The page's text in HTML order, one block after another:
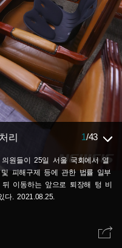
리 1/43
원들이 25일 서울 국회에서 열
피해구제 등에 관한 법률 일부
이동하는 앞으로 퇴장해 텅 비
다. 2021.08.25.